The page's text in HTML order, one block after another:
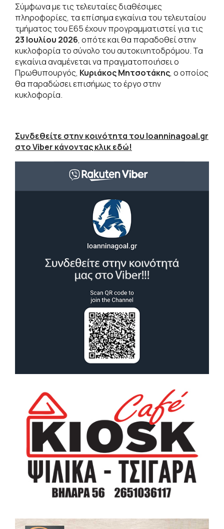
Σύμφωνα με τις τελευταίες διαθέσιμες
πληροφορίες, τα επίσημα εγκαίνια του τελευταίου
τμήματος του Ε65 έχουν προγραμματιστεί για τις
23 Ιουλίου 2026, οπότε και θα παραδοθεί στην
κυκλοφορία το σύνολο του αυτοκινητοδρόμου. Τα
εγκαίνια αναμένεται να πραγματοποιήσει ο
Πρωθυπουργός, Κυριάκος Μητσοτάκης, ο οποίος
θα παραδώσει επισήμως το έργο στην
κυκλοφορία.
Συνδεθείτε στην κοινότητα του Ioanninagoal.gr
στο Viber κάνοντας κλικ εδώ!